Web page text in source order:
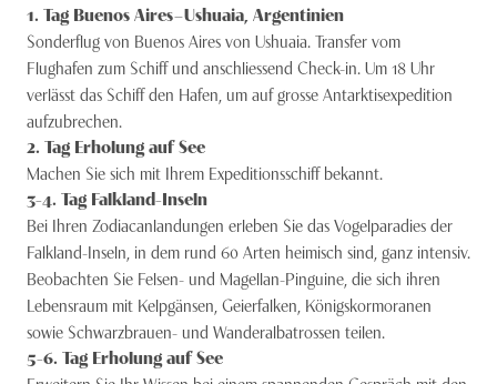
1. Tag Buenos Aires – Ushuaia, Argentinien
Sonderflug von Buenos Aires von Ushuaia. Transfer vom
Flughafen zum Schiff und anschliessend Check-in. Um 18 Uhr
verlässt das Schiff den Hafen, um auf grosse Antarktisexpedition
aufzubrechen.
2. Tag Erholung auf See
Machen Sie sich mit Ihrem Expeditionsschiff bekannt.
3-4. Tag Falkland-Inseln
Bei Ihren Zodiacanlandungen erleben Sie das Vogelparadies der
Falkland-Inseln, in dem rund 60 Arten heimisch sind, ganz intensiv.
Beobachten Sie Felsen- und Magellan-Pinguine, die sich ihren
Lebensraum mit Kelpgänsen, Geierfalken, Königskormoranen
sowie Schwarzbrauen- und Wanderalbatrossen teilen.
5-6. Tag Erholung auf See